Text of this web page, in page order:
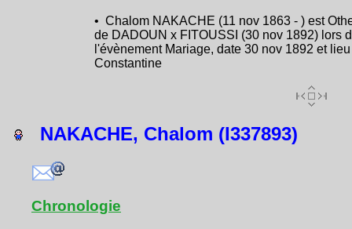
• Chalom NAKACHE (11 nov 1863 - ) est
de DADOUN x FITOUSSI (30 nov 1892) lors
l'évènement Mariage, date 30 nov 1892 et lieu
Constantine
NAKACHE, Chalom (I337893)
Chronologie